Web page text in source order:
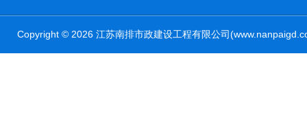
Copyright © 2026 江苏南排市政建设工程有限公司